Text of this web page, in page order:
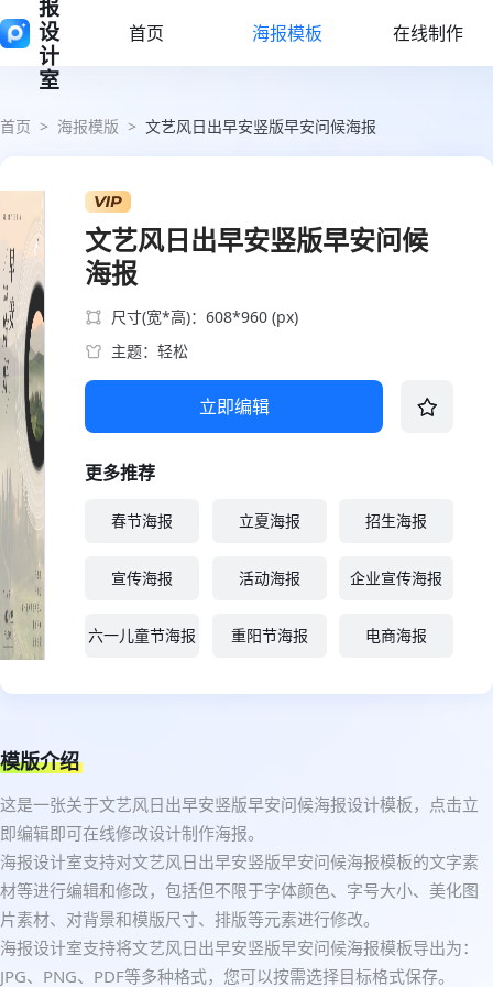
报
设
计
室
首页 海报模板 在线制作
首页 > 海报模版 > 文艺风日出早安竖版早安问候海报
文艺风日出早安竖版早安问候
海报
尺寸(宽*高)：608*960 (px)
主题：轻松
立即编辑
更多推荐
春节海报 立夏海报 招生海报
宣传海报 活动海报 企业宣传海报
六一儿童节海报 重阳节海报 电商海报
模版介绍
这是一张关于文艺风日出早安竖版早安问候海报设计模板，点击立
即编辑即可在线修改设计制作海报。
海报设计室支持对文艺风日出早安竖版早安问候海报模板的文字素
材等进行编辑和修改，包括但不限于字体颜色、字号大小、美化图
片素材、对背景和模版尺寸、排版等元素进行修改。
海报设计室支持将文艺风日出早安竖版早安问候海报模板导出为：
JPG、PNG、PDF等多种格式，您可以按需选择目标格式保存。